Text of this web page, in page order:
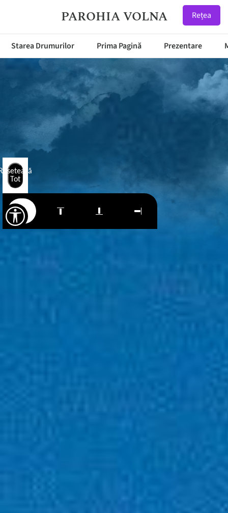
PAROHIA VOLNA Rețea
Starea Drumurilor Prima Pagină Prezentare
Tot